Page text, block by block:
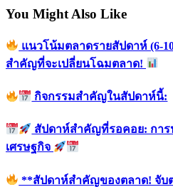
You Might Also Like
แนวโน้มตลาดรายสัปดาห์ (6-
สำคัญที่จะเปลี่ยนโฉมตลาด!
กิจกรรมสำคัญในสัปดาห์นี้:
สัปดาห์สำคัญที่รอคอย: กา
เศรษฐกิจ
**สัปดาห์สำคัญของตลาด! จับ